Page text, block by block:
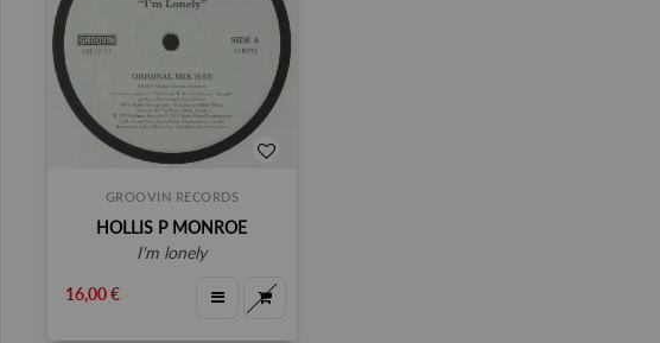
GROOVIN RECORDS
HOLLIS P MONROE
i'm lonely
16,00 €